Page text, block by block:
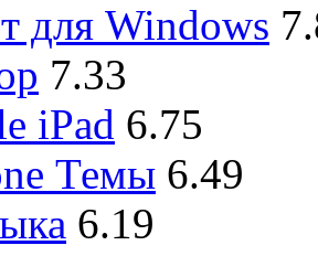
для Windows
7.33
iPad 6.75
Темы 6.49
6.19